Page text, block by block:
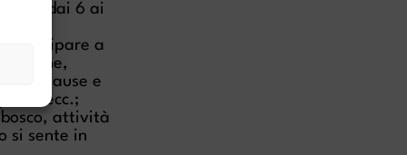
dai 6 ai
e
a
le pause e
ecc.;
attività
si sente in